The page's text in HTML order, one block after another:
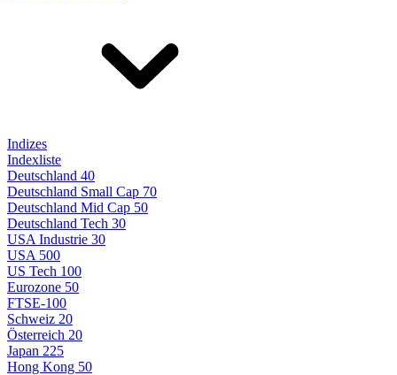
Indizes
Indexliste
Deutschland 40
Deutschland Small Cap 70
Deutschland Mid Cap 50
Deutschland Tech 30
USA Industrie 30
USA 500
US Tech 100
Eurozone 50
FTSE-100
Schweiz 20
Österreich 20
Japan 225
Hong Kong 50